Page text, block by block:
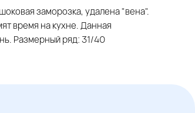
заморозка, удалена "вена".
время на кухне. Данная
Размерный ряд: 31/40